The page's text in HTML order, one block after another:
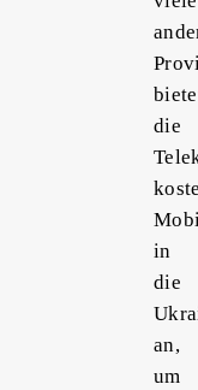
die
in
die
an,
um